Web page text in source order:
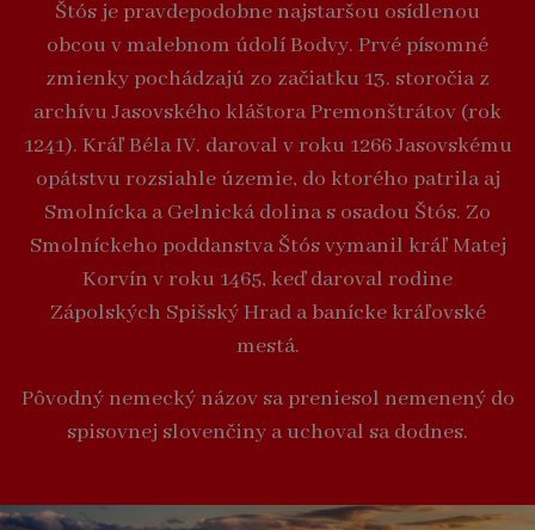
Štós je pravdepodobne najstaršou osídlenou
obcou v malebnom údolí Bodvy. Prvé písomné
zmienky pochádzajú zo začiatku 13. storočia z
archívu Jasovského kláštora Premonštrátov (rok
1241). Kráľ Béla IV. daroval v roku 1266 Jasovskému
opátstvu rozsiahle územie, do ktorého patrila aj
Smolnícka a Gelnická dolina s osadou Štós. Zo
Smolníckeho poddanstva Štós vymanil kráľ Matej
Korvín v roku 1465, keď daroval rodine
Zápolských Spišský Hrad a banícke kráľovské
mestá.
Pôvodný nemecký názov sa preniesol nemenený do
spisovnej slovenčiny a uchoval sa dodnes.